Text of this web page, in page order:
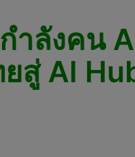
ำลังคน
สู่ AI